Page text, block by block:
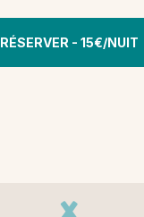
RÉSERVER - 15€/NUIT